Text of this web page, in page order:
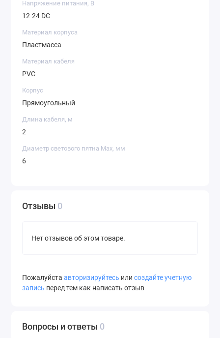
Напряжение питания, В
12-24 DC
Материал корпуса
Пластмасса
Материал кабеля
PVC
Корпус
Прямоугольный
Длина кабеля, м
2
Диаметр светового пятна Max, мм
6
Отзывы 0
Нет отзывов об этом товаре.
Пожалуйста авторизируйтесь или создайте учетную
запись перед тем как написать отзыв
Вопросы и ответы 0